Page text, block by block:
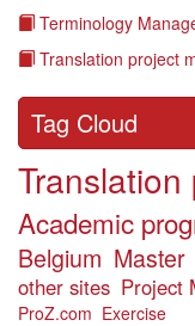
Terminology
Translation project
Tag Cloud
Academic
Belgium Master
other sites Project
ProZ.com Exercise